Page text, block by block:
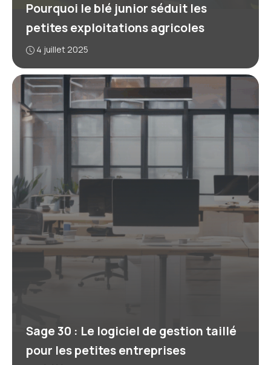
Pourquoi le blé junior séduit les
petites exploitations agricoles
4 juillet 2025
Sage 30 : Le logiciel de gestion taillé
pour les petites entreprises